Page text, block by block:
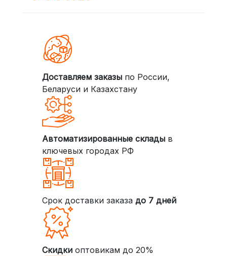
Доставляем заказыпо России,
Беларуси и Казахстану
Автоматизированные складыв
ключевых городах РФ
Срок доставки заказа до 7 дней
Скидкиоптовикам до 20%